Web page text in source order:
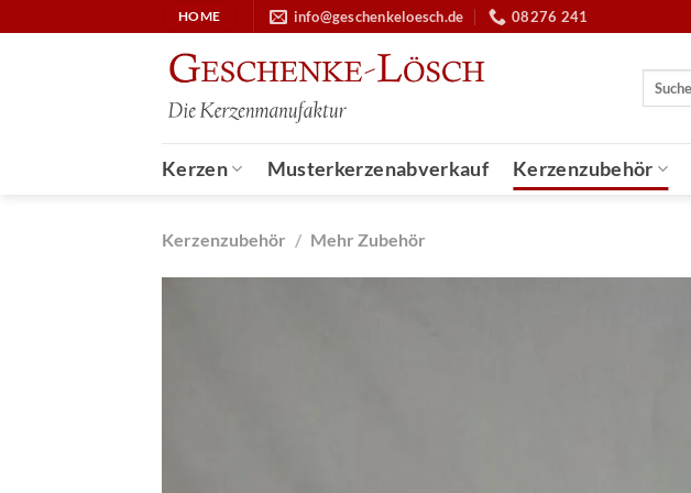
Inhalt
HOME info@geschenkeloesch.de 08276 241
Suche
Kerzen Musterkerzenabverkauf Kerzenzubehör
Kerzenzubehör / Mehr Zubehör